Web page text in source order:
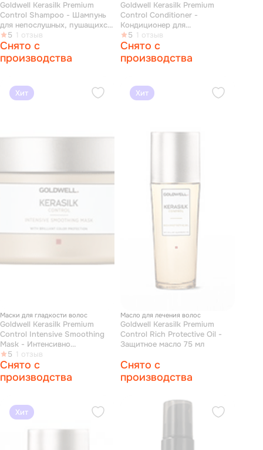
Goldwell Kerasilk Premium
Control Shampoo - Шампунь
для непослушных, пушащихся
волос 250 мл
5 1 отзыв
Снято с
производства
Goldwell Kerasilk Premium
Control Conditioner -
Кондиционер для
непослушных, пушащихся
волос 200 мл
5 1 отзыв
Снято с
производства
Хит
Маски для гладкости волос
Goldwell Kerasilk Premium
Control Intensive Smoothing
Mask - Интенсивно
разглаживающая маска 200
мл
5 1 отзыв
Снято с
производства
Хит
Масло для лечения волос
Goldwell Kerasilk Premium
Control Rich Protective Oil -
Защитное масло 75 мл
Снято с
производства
Хит